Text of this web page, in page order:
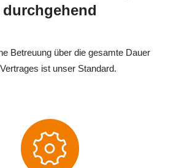
durchgehend
Betreuung über die gesamte Dauer
ist unser Standard.